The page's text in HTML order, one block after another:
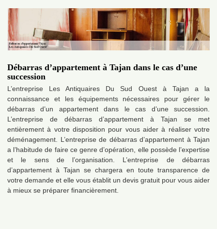
Débarras d’appartement à Tajan dans le cas d’une
succession
L’entreprise Les Antiquaires Du Sud Ouest à Tajan a la
connaissance et les équipements nécessaires pour gérer le
débarras d’un appartement dans le cas d’une succession.
L’entreprise de débarras d’appartement à Tajan se met
entièrement à votre disposition pour vous aider à réaliser votre
déménagement. L’entreprise de débarras d’appartement à Tajan
a l’habitude de faire ce genre d’opération, elle possède l’expertise
et le sens de l’organisation. L’entreprise de débarras
d’appartement à Tajan se chargera en toute transparence de
votre demande et elle vous établit un devis gratuit pour vous aider
à mieux se préparer financièrement.